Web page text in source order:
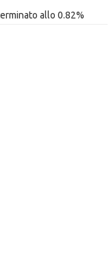
allo 0.82%